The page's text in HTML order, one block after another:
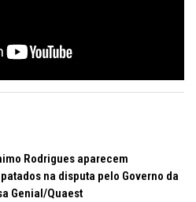
Rodrigues aparecem
na disputa pelo Governo da
Genial/Quaest